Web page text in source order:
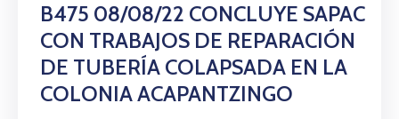
B475 08/08/22 CONCLUYE SAPAC
CON TRABAJOS DE REPARACIÓN
DE TUBERÍA COLAPSADA EN LA
COLONIA ACAPANTZINGO